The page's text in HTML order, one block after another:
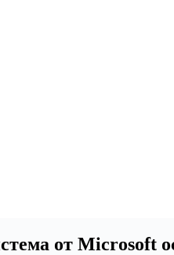
от Microsoft